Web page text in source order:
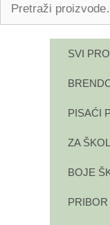
SVI
PISAĆI
ZA
BOJE
PRIBOR